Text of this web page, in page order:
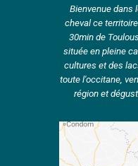
Bienvenue dans
cheval ce
30min de
située en pleine
cultures et des
toute l'occitane,
région et